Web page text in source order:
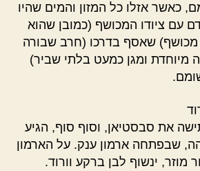
כאשר אזלו כל המזון והמים שהיו
עם ציודו המכושף (כמובן שהוא
מכושף) שאסף בדרכו (חרב שבורה
מיוחדת ומגן כמעט בלתי שביר)
את סבסטיאן, וסוף סוף, הגיע
שבפתחה ארמון ענק. על הארמון
מוזר, ינשוף לבן ברקע וורוד.